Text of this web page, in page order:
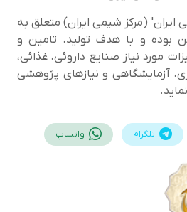
ایران' (مرکز شیمی ایران) متعلق به
بوده و با هدف تولید، تامین و
مورد نیاز صنایع داروئی، غذائی،
آزمایشگاهی و نیازهای پژوهشی
تلگرام واتساپ